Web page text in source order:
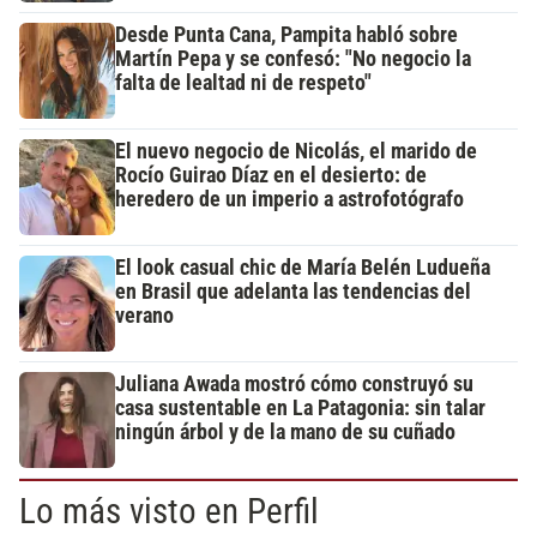
Desde Punta Cana, Pampita habló sobre
Martín Pepa y se confesó: "No negocio la
falta de lealtad ni de respeto"
El nuevo negocio de Nicolás, el marido de
Rocío Guirao Díaz en el desierto: de
heredero de un imperio a astrofotógrafo
El look casual chic de María Belén Ludueña
en Brasil que adelanta las tendencias del
verano
Juliana Awada mostró cómo construyó su
casa sustentable en La Patagonia: sin talar
ningún árbol y de la mano de su cuñado
Lo más visto en Perfil